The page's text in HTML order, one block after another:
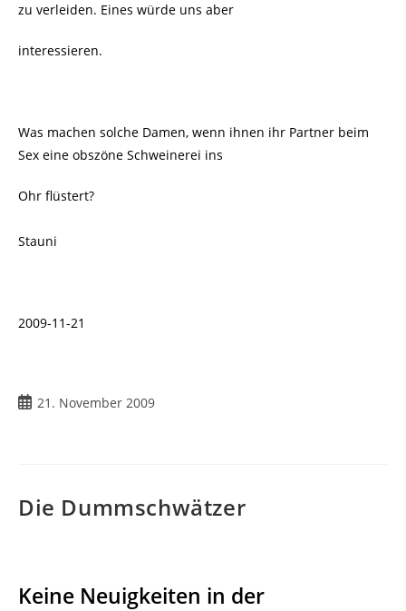
zu verleiden. Eines würde uns aber
interessieren.
Was machen solche Damen, wenn ihnen ihr Partner beim
Sex eine obszöne Schweinerei ins
Ohr flüstert?
Stauni
2009-11-21
Beitrag
21. November 2009
Die Dummschwätzer
Keine Neuigkeiten in der